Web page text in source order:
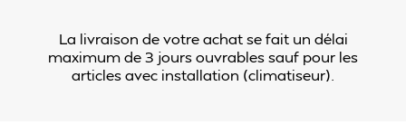
La livraison de votre achat se fait un délai
maximum de 3 jours ouvrables sauf pour les
articles avec installation (climatiseur).